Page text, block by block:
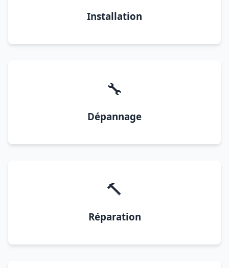
Installation
🔧
Dépannage
🔨
Réparation